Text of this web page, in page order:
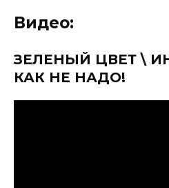
Видео:
ЗЕЛЕНЫЙ ЦВЕТ \
КАК НЕ НАДО!